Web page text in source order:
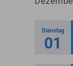
Dienstag
01